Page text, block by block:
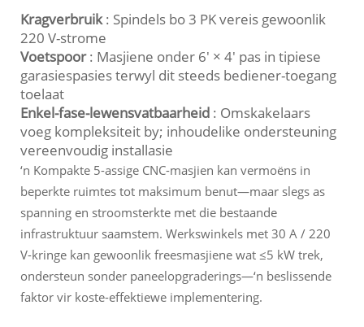
Kragverbruik: Spindels bo 3 PK vereis gewoonlik
220 V-strome
Voetspoor: Masjiene onder 6' × 4' pas in tipiese
garasiespasies terwyl dit steeds bediener-toegang
toelaat
Enkel-fase-lewensvatbaarheid : Omskakelaars
voeg kompleksiteit by; inhoudelike ondersteuning
vereenvoudig installasie
‘n Kompakte 5-assige CNC-masjien kan vermoëns in
beperkte ruimtes tot maksimum benut—maar slegs as
spanning en stroomsterkte met die bestaande
infrastruktuur saamstem. Werkswinkels met 30 A / 220
V-kringe kan gewoonlik freesmasjiene wat ≤5 kW trek,
ondersteun sonder paneelopgraderings—‘n beslissende
faktor vir koste-effektiewe implementering.